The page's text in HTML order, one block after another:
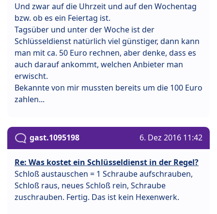
Und zwar auf die Uhrzeit und auf den Wochentag
bzw. ob es ein Feiertag ist.
Tagsüber und unter der Woche ist der
Schlüsseldienst natürlich viel günstiger, dann kann
man mit ca. 50 Euro rechnen, aber denke, dass es
auch darauf ankommt, welchen Anbieter man
erwischt.
Bekannte von mir mussten bereits um die 100 Euro
zahlen...
gast.1095198 6. Dez 2016 11:42
Re: Was kostet ein Schlüsseldienst in der Regel?
Schloß austauschen = 1 Schraube aufschrauben,
Schloß raus, neues Schloß rein, Schraube
zuschrauben. Fertig. Das ist kein Hexenwerk.